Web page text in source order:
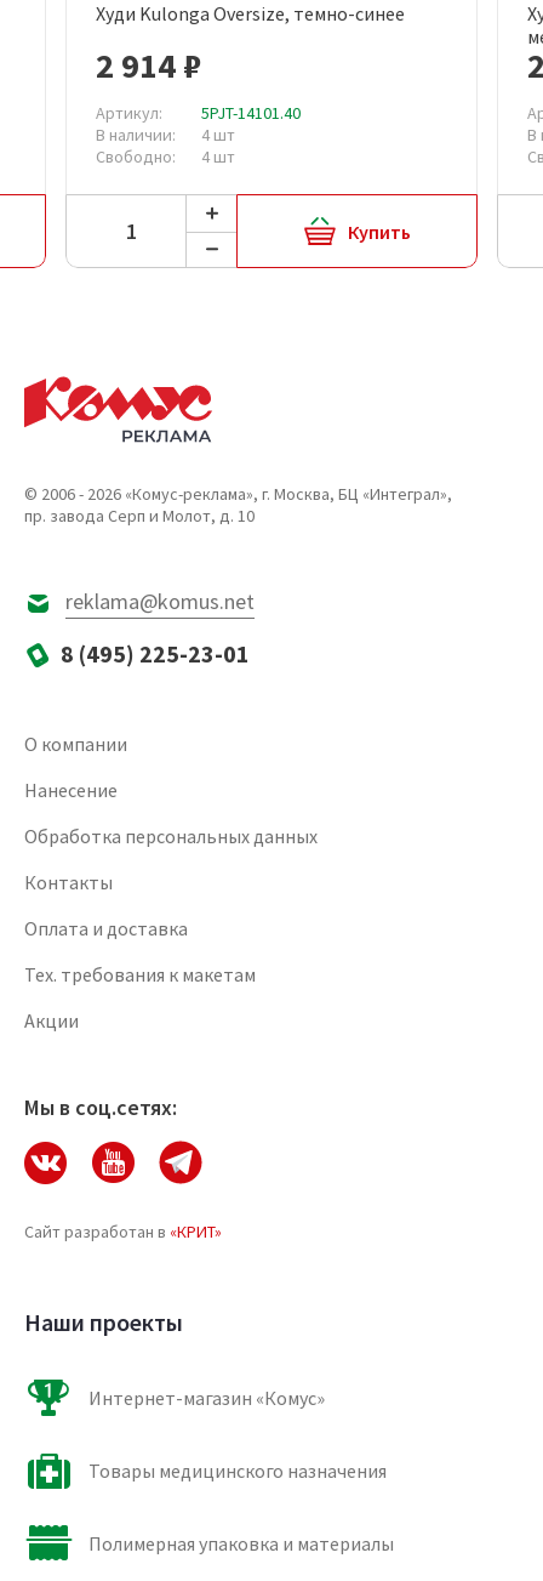
Худи Kulonga Oversize, темно-синее
2 914 ₽
Артикул:
5PJT-14101.40
В наличии:
4 шт
Свободно:
4 шт
Купить
В
© 2006 - 2026 «Комус-реклама», г. Москва, БЦ «Интеграл»,
пр. завода Серп и Молот, д. 10
reklama@komus.net
8 (495) 225-23-01
О компании
Нанесение
Обработка персональных данных
Контакты
Оплата и доставка
Тех. требования к макетам
Акции
Мы в соц.сетях:
Сайт разработан в «КРИТ»
Наши проекты
Интернет-магазин «Комус»
Товары медицинского назначения
Полимерная упаковка и материалы